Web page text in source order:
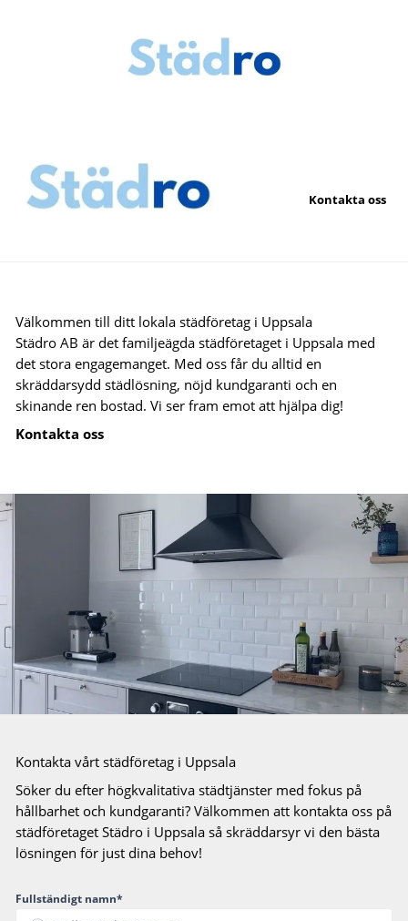
Kontakta oss
Välkommen till ditt lokala städföretag i Uppsala
Städro AB är det familjeägda städföretaget i Uppsala med
det stora engagemanget. Med oss får du alltid en
skräddarsydd städlösning, nöjd kundgaranti och en
skinande ren bostad. Vi ser fram emot att hjälpa dig!
Kontakta oss
Kontakta vårt städföretag i Uppsala
Söker du efter högkvalitativa städtjänster med fokus på
hållbarhet och kundgaranti? Välkommen att kontakta oss på
städföretaget Städro i Uppsala så skräddarsyr vi den bästa
lösningen för just dina behov!
Fullständigt namn*